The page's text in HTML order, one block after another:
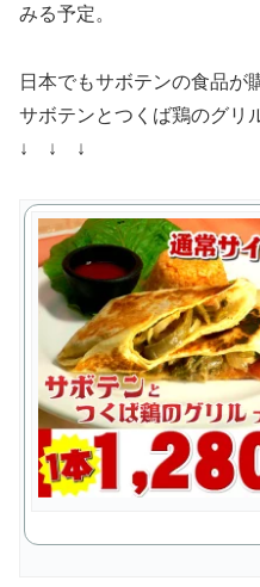
みる予定。
日本でもサボテンの食品が
サボテンとつくば鶏のグリ
↓ ↓ ↓